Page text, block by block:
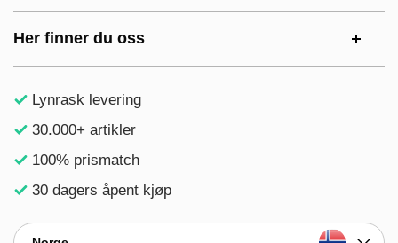
Her finner du oss
Lynrask levering
30.000+ artikler
100% prismatch
30 dagers åpent kjøp